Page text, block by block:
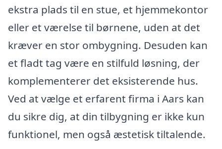
ekstra plads til en stue, et hjemmekontor
eller et værelse til børnene, uden at det
kræver en stor ombygning. Desuden kan
et fladt tag være en stilfuld løsning, der
komplementerer det eksisterende hus.
Ved at vælge et erfarent firma i Aars kan
du sikre dig, at din tilbygning er ikke kun
funktionel, men også æstetisk tiltalende.